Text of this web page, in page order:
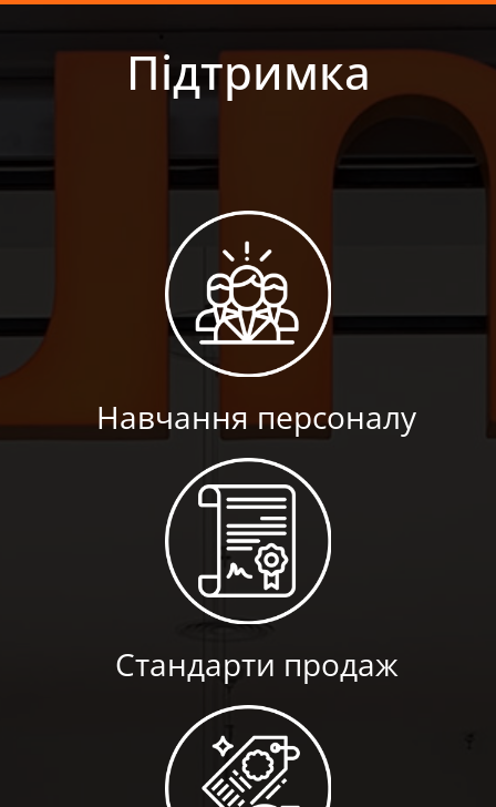
Підтримка
Навчання персоналу
Стандарти продаж